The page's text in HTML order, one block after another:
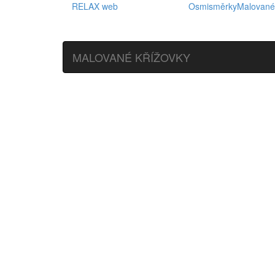
RELAX web Osmisměrky
MALOVANÉ KŘÍŽOVKY